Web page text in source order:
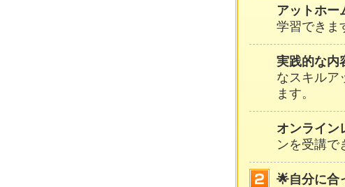
アットホー
学習できま
実践的な内
なスキルア
ます。
オンライン
ンを受講で
🌟自分に合